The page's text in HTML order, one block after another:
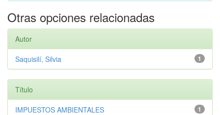
Otras opciones relacionadas
Autor
1
Saquisilí, Silvia
Título
1
IMPUESTOS AMBIENTALES